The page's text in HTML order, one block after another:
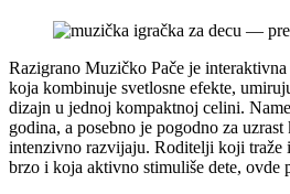
Razigrano Muzičko Pače je interaktivna
koja kombinuje svetlosne efekte,
dizajn u jednoj kompaktnoj celini.
godina, a posebno je pogodno za uzrast
intenzivno razvijaju. Roditelji koji traže
brzo i koja aktivno stimuliše dete, ovde